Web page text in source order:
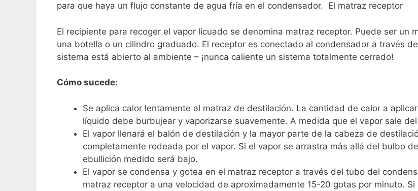
para que haya un flujo constante de agua fría en el condensador. El matraz receptor
El recipiente para recoger el vapor licuado se denomina matraz receptor. Puede ser un
una botella o un cilindro graduado. El receptor es conectado al condensador a través
sistema está abierto al ambiente – ¡nunca caliente un sistema totalmente cerrado!
Cómo sucede:
Se aplica calor lentamente al matraz de destilación. La cantidad de calor a
líquido debe burbujear y vaporizarse suavemente. A medida que el vapor sale
El vapor llenará el balón de destilación y la mayor parte de la cabeza de
completamente rodeada por el vapor. Si el vapor se arrastra más allá del bulbo
ebullición medido será bajo.
El vapor se condensa y gotea en el matraz receptor a través del tubo del
matraz receptor a una velocidad de aproximadamente 15-20 gotas por minuto.